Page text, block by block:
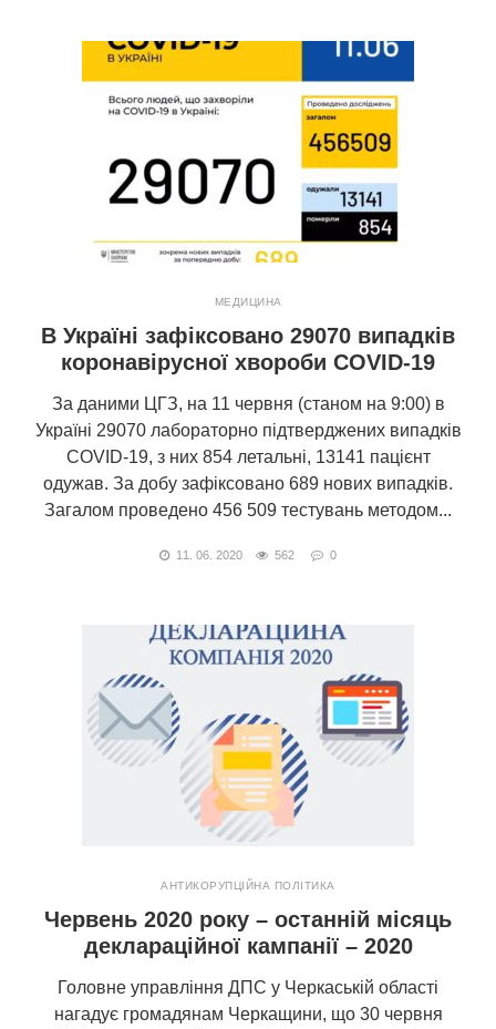
МЕДИЦИНА
В Україні зафіксовано 29070 випадків
коронавірусної хвороби COVID-19
За даними ЦГЗ, на 11 червня (станом на 9:00) в
Україні 29070 лабораторно підтверджених випадків
COVID-19, з них 854 летальні, 13141 пацієнт
одужав. За добу зафіксовано 689 нових випадків.
Загалом проведено 456 509 тестувань методом...
11. 06. 2020 562 0
АНТИКОРУПЦІЙНА ПОЛІТИКА
Червень 2020 року – останній місяць
деклараційної кампанії – 2020
Головне управління ДПС у Черкаській області
нагадує громадянам Черкащини, що 30 червня